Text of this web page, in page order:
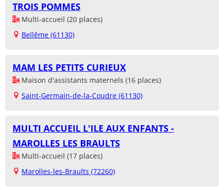
TROIS POMMES
Multi-accueil (20 places)
Bellême (61130)
MAM LES PETITS CURIEUX
Maison d'assistants maternels (16 places)
Saint-Germain-de-la-Coudre (61130)
MULTI ACCUEIL L'ILE AUX ENFANTS -
MAROLLES LES BRAULTS
Multi-accueil (17 places)
Marolles-les-Braults (72260)